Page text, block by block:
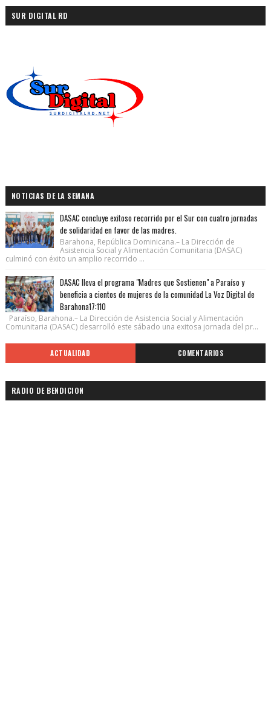
SUR DIGITAL RD
NOTICIAS DE LA SEMANA
DASAC concluye exitoso recorrido por el Sur con cuatro jornadas
de solidaridad en favor de las madres.
Barahona, República Dominicana.– La Dirección de
Asistencia Social y Alimentación Comunitaria (DASAC)
culminó con éxito un amplio recorrido ...
DASAC lleva el programa "Madres que Sostienen" a Paraíso y
beneficia a cientos de mujeres de la comunidad La Voz Digital de
Barahona17:110
Paraíso, Barahona.– La Dirección de Asistencia Social y Alimentación
Comunitaria (DASAC) desarrolló este sábado una exitosa jornada del pr...
ACTUALIDAD COMENTARIOS
RADIO DE BENDICION